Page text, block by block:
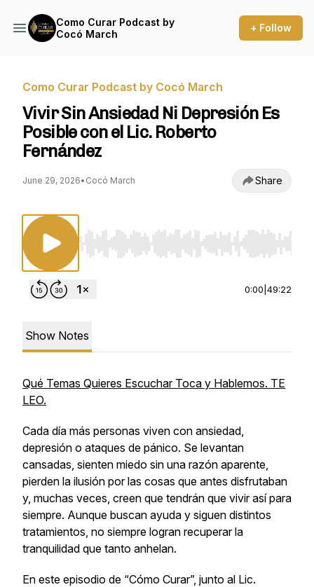
Como Curar Podcast by
Cocó March
+ Follow
Como Curar Podcast by Cocó March
Vivir Sin Ansiedad Ni Depresión Es
Posible con el Lic. Roberto
Fernández
June 29, 2026• Cocó March Share
Use Left/Right to seek, Home/End to jump to
0:00 49:22
Show Notes
Qué Temas Quieres Escuchar Toca y Hablemos. TE
LEO.
Cada día más personas viven con ansiedad,
depresión o ataques de pánico. Se levantan
cansadas, sienten miedo sin una razón aparente,
pierden la ilusión por las cosas que antes disfrutaban
y, muchas veces, creen que tendrán que vivir así para
siempre. Aunque buscan ayuda y siguen distintos
tratamientos, no siempre logran recuperar la
tranquilidad que tanto anhelan.
En este episodio de “Cómo Curar”, junto al Lic.